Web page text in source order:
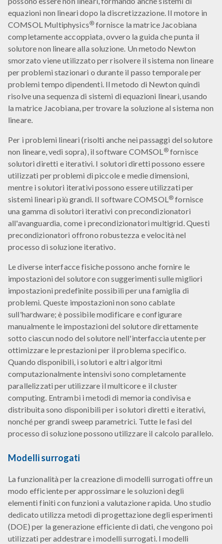
equazioni non lineari dopo la discretizzazione. Il motore in
COMSOL Multiphysics® fornisce la matrice Jacobiana
completamente accoppiata, ovvero la guida che punta il
solutore non lineare alla soluzione. Un metodo Newton
smorzato viene utilizzato per risolvere il sistema non lineare
per problemi stazionari o durante il passo temporale per
problemi tempo dipendenti. Il metodo di Newton quindi
risolve una sequenza di sistemi di equazioni lineari, usando
la matrice Jacobiana, per trovare la soluzione al sistema non
lineare.
Per i problemi lineari (risolti anche nei passaggi del solutore
non lineare, vedi sopra), il software COMSOL ®fornisce
solutori diretti e iterativi. I solutori diretti possono essere
utilizzati per problemi di piccole e medie dimensioni,
mentre i solutori iterativi possono essere utilizzati per
sistemi lineari più grandi. Il software COMSOL ® fornisce
una gamma di solutori iterativi con precondizionatori
all'avanguardia, come i precondizionatori multigrid. Questi
precondizionatori offrono robustezza e velocità nel
processo di soluzione iterativo.
Le diverse interfacce fisiche possono anche fornire le
impostazioni del solutore con suggerimenti sulle migliori
impostazioni predefinite possibili per una famiglia di
problemi. Queste impostazioni non sono cablate
sull'hardware; è possibile modificare e configurare
manualmente le impostazioni del solutore direttamente
sotto ciascun nodo del solutore nell'interfaccia utente per
ottimizzare le prestazioni per il problema specifico.
Quando disponibili, i solutori e altri algoritmi
computazionalmente intensivi sono completamente
parallelizzati per utilizzare il multicore e il cluster
computing. Entrambi i metodi di memoria condivisa e
distribuita sono disponibili per i solutori diretti e iterativi,
nonché per grandi sweep parametrici. Tutte le fasi del
processo di soluzione possono utilizzare il calcolo parallelo.
Modelli surrogati
La funzionalità per la creazione di modelli surrogati offre un
modo efficiente per approssimare le soluzioni degli
elementi finiti con funzioni a valutazione rapida. Uno studio
dedicato utilizza metodi di progettazione degli esperimenti
(DOE) per la generazione efficiente di dati, che vengono poi
utilizzati per addestrare i modelli surrogati. I modelli